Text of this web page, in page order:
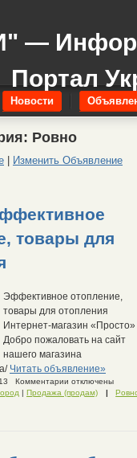
—
Портал
Новости
Ровно
| Изменить Объявление
товары для
Эффективное отопление,
товары для отопления
Интернет-магазин «Просто»
Добро пожаловать на сайт
нашего магазина
Читать объявление»
Комментарии отключены
Продажа (продам)